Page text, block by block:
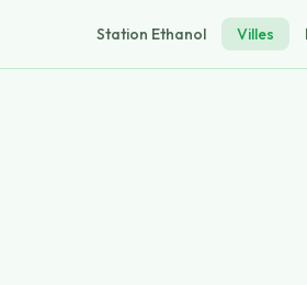
Station Ethanol Villes